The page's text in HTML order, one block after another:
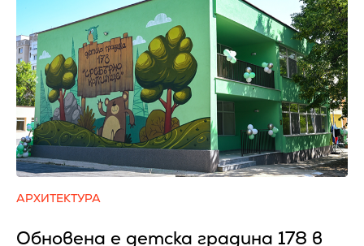
АРХИТЕКТУРА
Обновена е детска градина 178 в